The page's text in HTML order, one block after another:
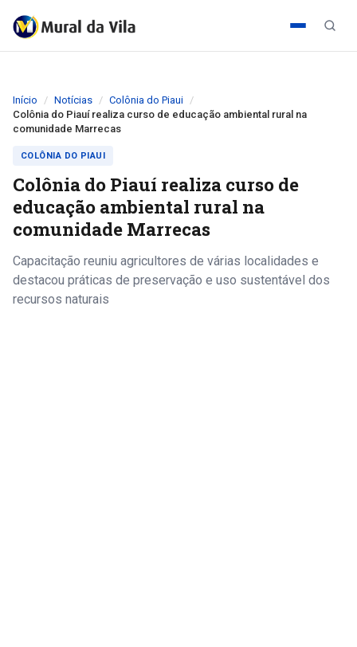
Início Notícias
Colônia do Piaui
Colônia do Piauí realiza curso de educação ambiental rural na
comunidade Marrecas
COLÔNIA DO PIAUI
Colônia do Piauí realiza curso de
educação ambiental rural na
comunidade Marrecas
Capacitação reuniu agricultores de várias localidades e
destacou práticas de preservação e uso sustentável dos
recursos naturais